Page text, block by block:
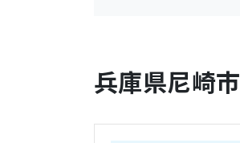
兵庫県尼崎市